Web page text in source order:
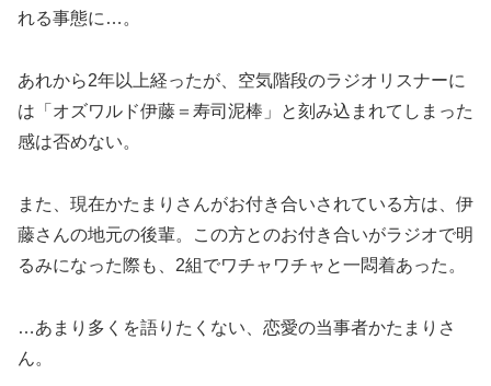
れる事態に…。
あれから2年以上経ったが、空気階段のラジオリスナーに
は「オズワルド伊藤＝寿司泥棒」と刻み込まれてしまった
感は否めない。
また、現在かたまりさんがお付き合いされている方は、伊
藤さんの地元の後輩。この方とのお付き合いがラジオで明
るみになった際も、2組でワチャワチャと一悶着あった。
…あまり多くを語りたくない、恋愛の当事者かたまりさ
ん。